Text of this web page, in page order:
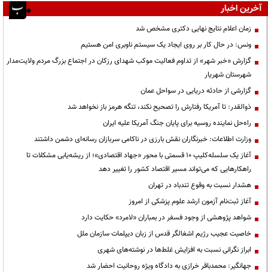
آخرین اخبار
زمان اعلام نتایج نهایی دکتری مشخص شد
ونس: در حال کار بر روی ایجاد یک سیستم ناوبری امن هستیم
گزارش «خبر شهر» از تداوم فعالیت موکب شهدای رزکان در اجتماع بزرگ مردم ولایت‌مدار
شهرستان شهریار
گزارشی از حادثه دریایی در سواحل عمان
ذوالقدر: تا آمریکا رفتارش را تصحیح نکند، تنگه هرمز باز نخواهد شد
راه‌حل نماینده روسیه برای پایان جنگ آمریکا علیه ایران
وزارت اطلاعات: خبرنگاران نقش بارزی در ناکامی سربازان رسانه‌ای دشمن داشتند
آغاز یک سلسله‌کلیپ ۱۰ قسمتی با محور «جهاد اقتصادی»؛ از ریشه‌یابی مشکلات تا
راهکارهایی که می‌تواند مسیر اقتصاد کشور را تغییر دهد
هشدار نسبت به وقوع تندباد در تهران
آغاز ثبت‌نام آزمون ارشد علوم پزشکی از امروز
شواهد پژوهشی از وجود فسفر در بمباران «لامرد» حکایت دارد
خاصیت عجیب رژیم اشغالگر قدس از زبان دیپلمات سازمان ملل
ابراز نگرانی نسبت به افزایش غلط‌ها در نوشته‌های شهری
جهانگیر: محمدباقر خرازی به دادگاه ویژه روحانیت احضار شد